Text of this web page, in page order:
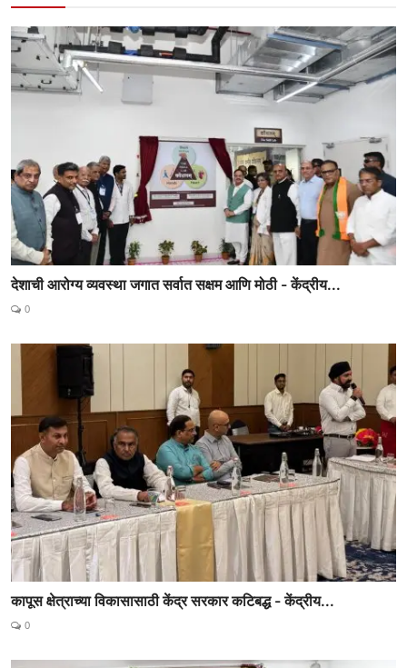
देशाची आरोग्य व्यवस्था जगात सर्वात सक्षम आणि मोठी - केंद्रीय...
0
कापूस क्षेत्राच्या विकासासाठी केंद्र सरकार कटिबद्ध - केंद्रीय...
0